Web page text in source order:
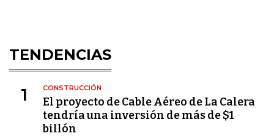
TENDENCIAS
1 CONSTRUCCIÓN
El proyecto de Cable Aéreo de La Calera
tendría una inversión de más de $1
billón